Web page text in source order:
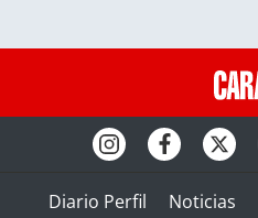
Diario Perfil Noticias